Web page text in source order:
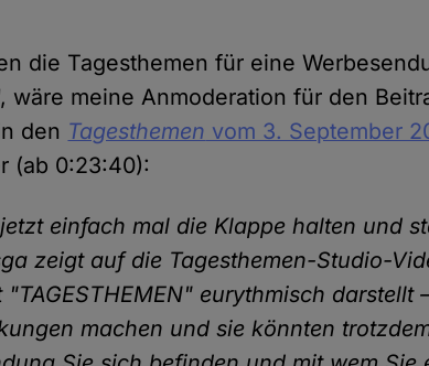
die Tagesthemen für eine
wäre meine Anmoderation für den
den Tagesthemen vom 3. September
(ab 0:23:40):
einfach mal die Klappe halten und
zeigt auf die Tagesthemen-Studio-
"TAGESTHEMEN" eurythmisch darstellt
machen und sie könnten